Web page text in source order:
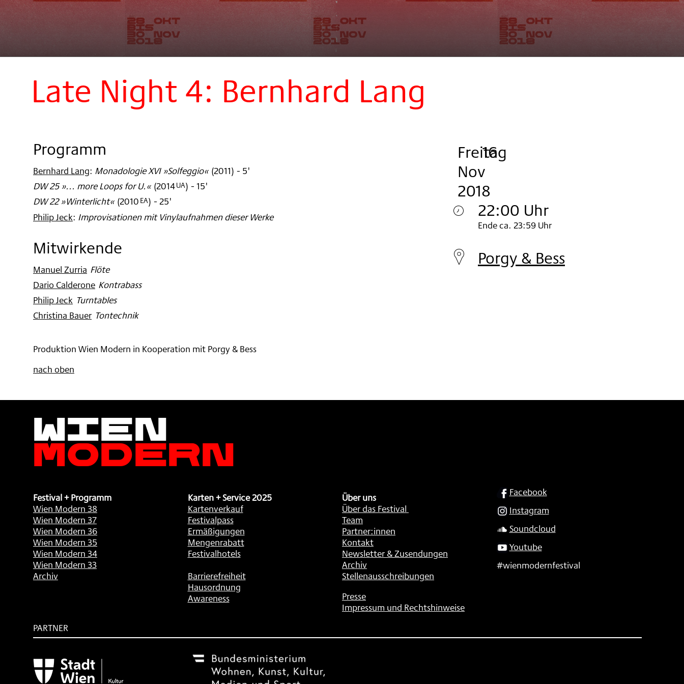
Late Night 4: Bernhard Lang
Freitag
, 16
.
Nov
2018
.
22:00 Uhr
Freitag
16.
Nov
Ende ca. 23:59 Uhr
Porgy & Bess
Programm
Bernhard Lang: Monadologie XVI »Solfeggio« (2011) - 5'
DW 25 »... more Loops for U.« (2014UA) - 15'
DW 22 »Winterlicht« (2010EA) - 25'
Philip Jeck: Improvisationen mit Vinylaufnahmen dieser Werke
Mitwirkende
Manuel Zurria: Flöte
Dario Calderone
: Kontrabass
Philip Jeck: Turntables
Christina Bauer
: Tontechnik
Produktion Wien Modern in Kooperation mit Porgy & Bess
nach oben
Wien
Modern
Festival + Programm
Wien Modern 38
Wien Modern 37
Wien Modern 36
Wien Modern 35
Wien Modern 34
Wien Modern 33
Archiv
Karten + Service 2025
Kartenverkauf
Festivalpass
Ermäßigungen
Mengenrabatt
Festivalhotels
Barrierefreiheit
Hausordnung
Awareness
Über uns
Über das Festival
Team
Partner:innen
Kontakt
Newsletter & Zusendungen
Archiv
Stellenausschreibungen
Presse
Impressum und Rechtshinweise
SOCIAL
Facebook
Instagram
Soundcloud
Youtube
#wienmodernfestival
PARTNER